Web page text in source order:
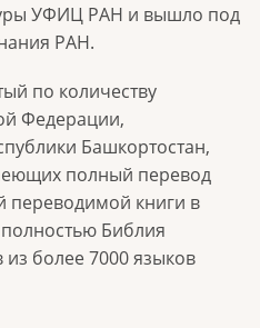
УФИЦ РАН и вышло под
РАН.
по количеству
Федерации,
Башкортостан,
полный перевод
переводимой книги в
Библия
более 7000 языков